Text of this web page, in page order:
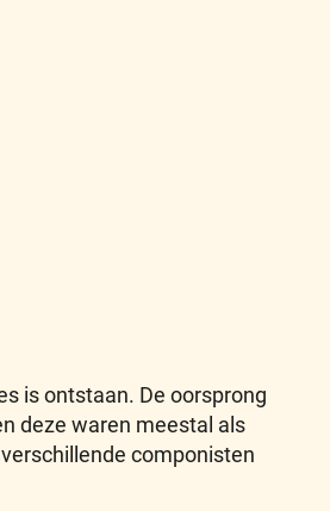
is ontstaan. De oorsprong
deze waren meestal als
componisten